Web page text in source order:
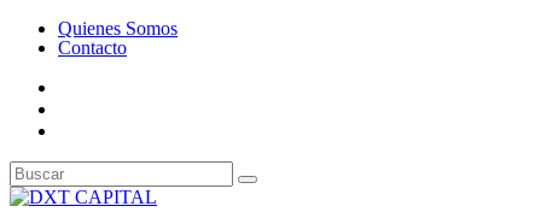
Quienes Somos
Contacto